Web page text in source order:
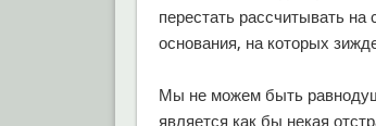
перестать рассчитывать
основания, на которых
Мы не можем быть
является как бы некая